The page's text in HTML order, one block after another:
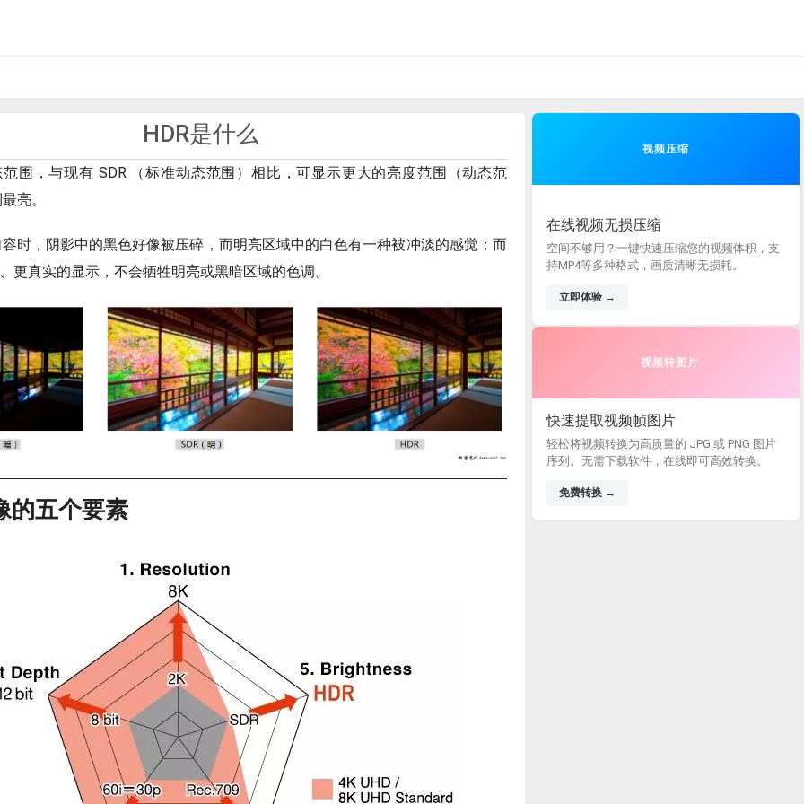
HDR是什么
范围，与现有 SDR （标准动态范围）相比，可显示更大的亮度范围（动态范
亮。
时，阴影中的黑色好像被压碎，而明亮区域中的白色有一种被冲淡的感觉；而
更真实的显示，不会牺牲明亮或黑暗区域的色调。
的五个要素
视频压缩
在线视频无损压缩
空间不够用？一键快速压缩您的视频体积，支
持MP4等多种格式，画质清晰无损耗。
立即体验 →
视频转图片
快速提取视频帧图片
轻松将视频转换为高质量的 JPG 或 PNG 图片
序列。无需下载软件，在线即可高效转换。
免费转换 →